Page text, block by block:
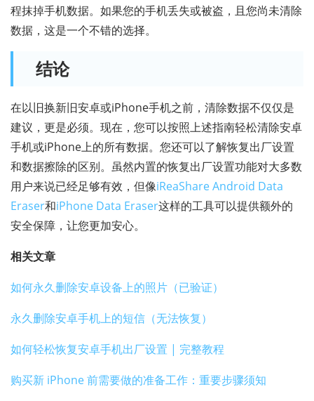
程抹掉手机数据。如果您的手机丢失或被盗，且您尚未清除
数据，这是一个不错的选择。
结论
在以旧换新旧安卓或iPhone手机之前，清除数据不仅仅是
建议，更是必须。现在，您可以按照上述指南轻松清除安卓
手机或iPhone上的所有数据。您还可以了解恢复出厂设置
和数据擦除的区别。虽然内置的恢复出厂设置功能对大多数
用户来说已经足够有效，但像iReaShare Android Data
Eraser和iPhone Data Eraser这样的工具可以提供额外的
安全保障，让您更加安心。
相关文章
如何永久删除安卓设备上的照片（已验证）
永久删除安卓手机上的短信（无法恢复）
如何轻松恢复安卓手机出厂设置 | 完整教程
购买新 iPhone 前需要做的准备工作：重要步骤须知